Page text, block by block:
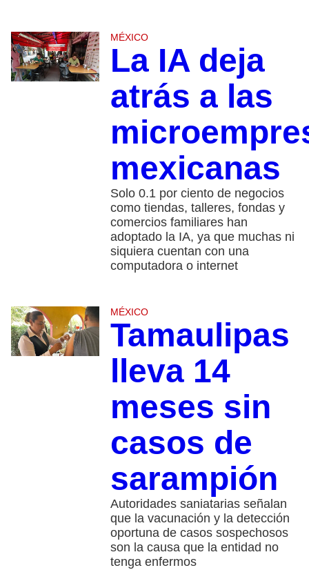
MÉXICO
La IA deja
atrás a las
mexicanas
Solo 0.1 por ciento de negocios
como tiendas, talleres, fondas y
comercios familiares han
adoptado la IA, ya que muchas ni
siquiera cuentan con una
computadora o internet
MÉXICO
Tamaulipas
lleva 14
meses sin
casos de
sarampión
Autoridades saniatarias señalan
que la vacunación y la detección
oportuna de casos sospechosos
son la causa que la entidad no
tenga enfermos